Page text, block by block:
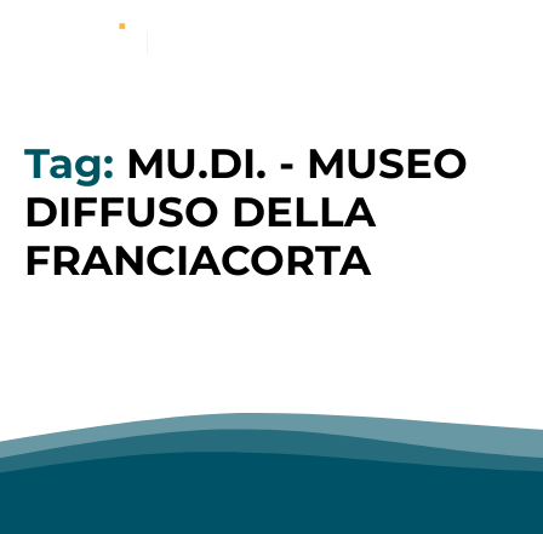
Tag: MU.DI. - MUSEO
DIFFUSO DELLA
FRANCIACORTA